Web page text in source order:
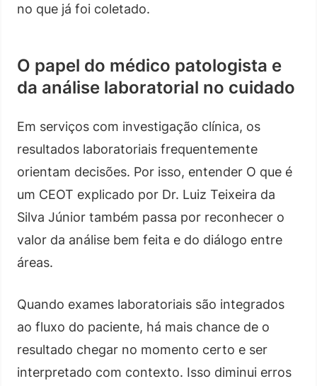
no que já foi coletado.
O papel do médico patologista e
da análise laboratorial no cuidado
Em serviços com investigação clínica, os
resultados laboratoriais frequentemente
orientam decisões. Por isso, entender O que é
um CEOT explicado por Dr. Luiz Teixeira da
Silva Júnior também passa por reconhecer o
valor da análise bem feita e do diálogo entre
áreas.
Quando exames laboratoriais são integrados
ao fluxo do paciente, há mais chance de o
resultado chegar no momento certo e ser
interpretado com contexto. Isso diminui erros